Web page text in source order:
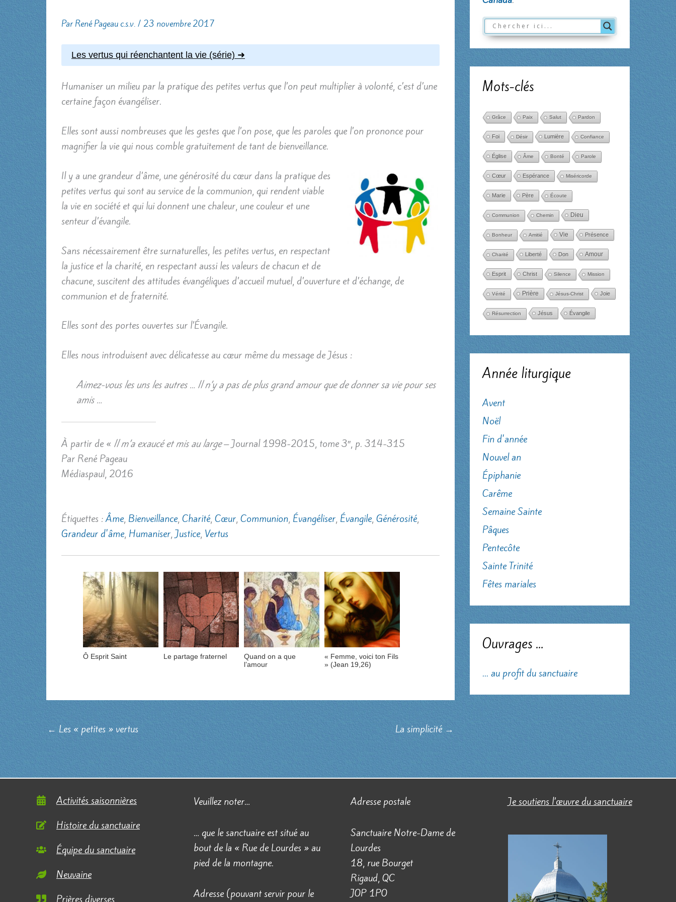
ParRené Pageau c.s.v. / 23 novembre 2017
Les vertus qui réenchantent la vie (série)
Humaniser un milieu par la pratique des petites vertus que l’on peut multiplier à volonté, c’est d’une
certaine façon évangéliser.
Elles sont aussi nombreuses que les gestes que l’on pose, que les paroles que l’on prononce pour
magnifier la vie qui nous comble gratuitement de tant de bienveillance.
Il y a une grandeur d’âme, une générosité du cœur dans la pratique des
petites vertus qui sont au service de la communion, qui rendent viable
la vie en société et qui lui donnent une chaleur, une couleur et une
senteur d’évangile.
Sans nécessairement être surnaturelles, les petites vertus, en respectant
la justice et la charité, en respectant aussi les valeurs de chacun et de
chacune, suscitent des attitudes évangéliques d’accueil mutuel, d’ouverture et d’échange, de
communion et de fraternité.
Elles sont des portes ouvertes sur l’Évangile.
Elles nous introduisent avec délicatesse au cœur même du message de Jésus :
Aimez-vous les uns les autres … Il n’y a pas de plus grand amour que de donner sa vie pour ses
amis …
À partir de « Il m’a exaucé et mis au large– Journal 1998-2015, tome 3″, p. 314-315
Par René Pageau
Médiaspaul, 2016
Étiquettes :Âme, Bienveillance, Charité, Cœur, Communion, Évangéliser, Évangile, Générosité,
Grandeur d'âme, Humaniser, Justice, Vertus
Ô Esprit Saint Le partage fraternel
Quand on a que
l’amour
« Femme, voici ton Fils
» (Jean 19,26)
← Les « petites » vertus La simplicité →
Mots-clés
Grâce Paix Salut Pardon
Foi Désir Lumière Confiance
Église Âme Bonté Parole
Cœur Espérance Miséricorde
Marie Père Écoute
Communion Chemin Dieu
Bonheur Amitié Vie Présence
Charité Liberté Don Amour
Esprit Christ Silence Mission
Vérité Prière Jésus-Christ Joie
Résurrection Jésus Évangile
Année liturgique
Avent
Noël
Fin d'année
Nouvel an
Épiphanie
Carême
Semaine Sainte
Pâques
Pentecôte
Sainte Trinité
Fêtes mariales
Ouvrages …
... au profit du sanctuaire
Activités saisonnières
Histoire du sanctuaire
Équipe du sanctuaire
Neuvaine
Prières diverses
Veuillez noter…
… que le sanctuaire est situé au
bout de la « Rue de Lourdes » au
pied de la montagne.
Adresse (pouvant servir pour le
Adresse postale
Sanctuaire Notre-Dame de
Lourdes
18, rue Bourget
Rigaud, QC
J0P 1P0
Je soutiens l’œuvre du sanctuaire